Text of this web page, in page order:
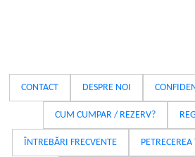
CONTACT DESPRE NOI
CUM CUMPAR / REZERV?
ÎNTREBĂRI FRECVENTE PETRECEREA